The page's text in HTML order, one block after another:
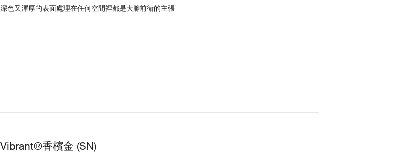
深色又渾厚的表面處理在任何空間裡都是大膽前衛的主張
Vibrant®香檳金 (SN)